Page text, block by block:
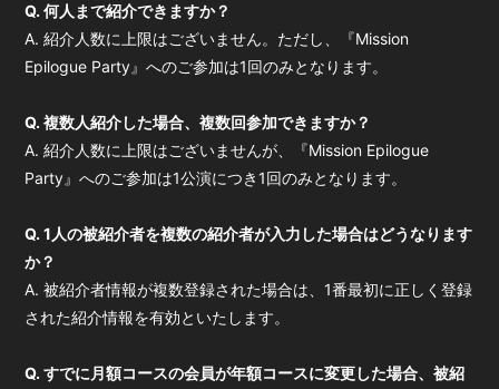
Q. 何人まで紹介できますか？
A. 紹介人数に上限はございません。ただし、『Mission
Epilogue Party』へのご参加は1回のみとなります。
Q. 複数人紹介した場合、複数回参加できますか？
A. 紹介人数に上限はございませんが、『Mission Epilogue
Party』へのご参加は1公演につき1回のみとなります。
Q. 1人の被紹介者を複数の紹介者が入力した場合はどうなります
か？
A. 被紹介者情報が複数登録された場合は、1番最初に正しく登録
された紹介情報を有効といたします。
Q. すでに月額コースの会員が年額コースに変更した場合、被紹